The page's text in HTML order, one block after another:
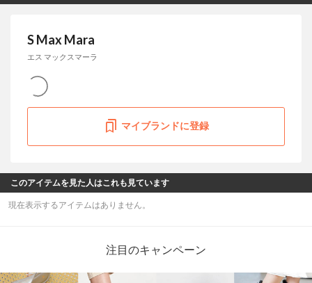
S Max Mara
エス マックスマーラ
マイブランドに登録
このアイテムを見た人はこれも見ています
現在表示するアイテムはありません。
注目のキャンペーン